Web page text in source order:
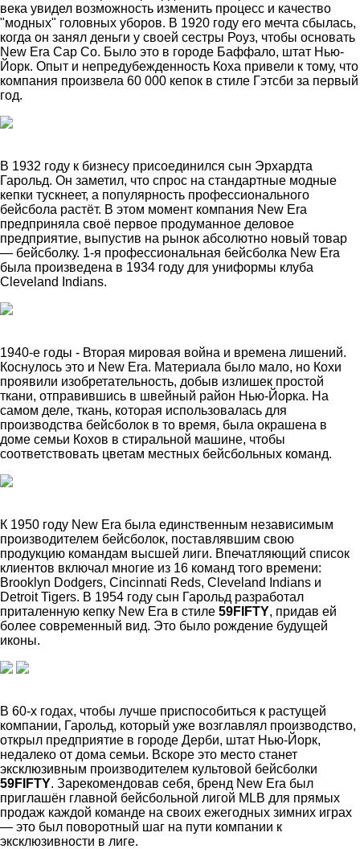
века увидел возможность изменить процесс и качество
"модных" головных уборов. В 1920 году его мечта сбылась,
когда он занял деньги у своей сестры Роуз, чтобы основать
New Era Cap Co. Было это в городе Баффало, штат Нью-
Йорк. Опыт и непредубежденность Коха привели к тому, что
компания произвела 60 000 кепок в стиле Гэтсби за первый
год.
В 1932 году к бизнесу присоединился сын Эрхардта
Гарольд. Он заметил, что спрос на стандартные модные
кепки тускнеет, а популярность профессионального
бейсбола растёт. В этом момент компания New Era
предприняла своё первое продуманное деловое
предприятие, выпустив на рынок абсолютно новый товар
— бейсболку. 1-я профессиональная бейсболка New Era
была произведена в 1934 году для униформы клуба
Cleveland Indians.
1940-е годы - Вторая мировая война и времена лишений.
Коснулось это и New Era. Материала было мало, но Кохи
проявили изобретательность, добыв излишек простой
ткани, отправившись в швейный район Нью-Йорка. На
самом деле, ткань, которая использовалась для
производства бейсболок в то время, была окрашена в
доме семьи Кохов в стиральной машине, чтобы
соответствовать цветам местных бейсбольных команд.
К 1950 году New Era была единственным независимым
производителем бейсболок, поставлявшим свою
продукцию командам высшей лиги. Впечатляющий список
клиентов включал многие из 16 команд того времени:
Brooklyn Dodgers, Cincinnati Reds, Cleveland Indians и
Detroit Tigers. В 1954 году сын Гарольд разработал
приталенную кепку New Era в стиле 59FIFTY, придав ей
более современный вид. Это было рождение будущей
иконы.
В 60-х годах, чтобы лучше приспособиться к растущей
компании, Гарольд, который уже возглавлял производство,
открыл предприятие в городе Дерби, штат Нью-Йорк,
недалеко от дома семьи. Вскоре это место станет
эксклюзивным производителем культовой бейсболки
59FIFTY. Зарекомендовав себя, бренд New Era был
приглашён главной бейсбольной лигой MLB для прямых
продаж каждой команде на своих ежегодных зимних играх
— это был поворотный шаг на пути компании к
эксклюзивности в лиге.